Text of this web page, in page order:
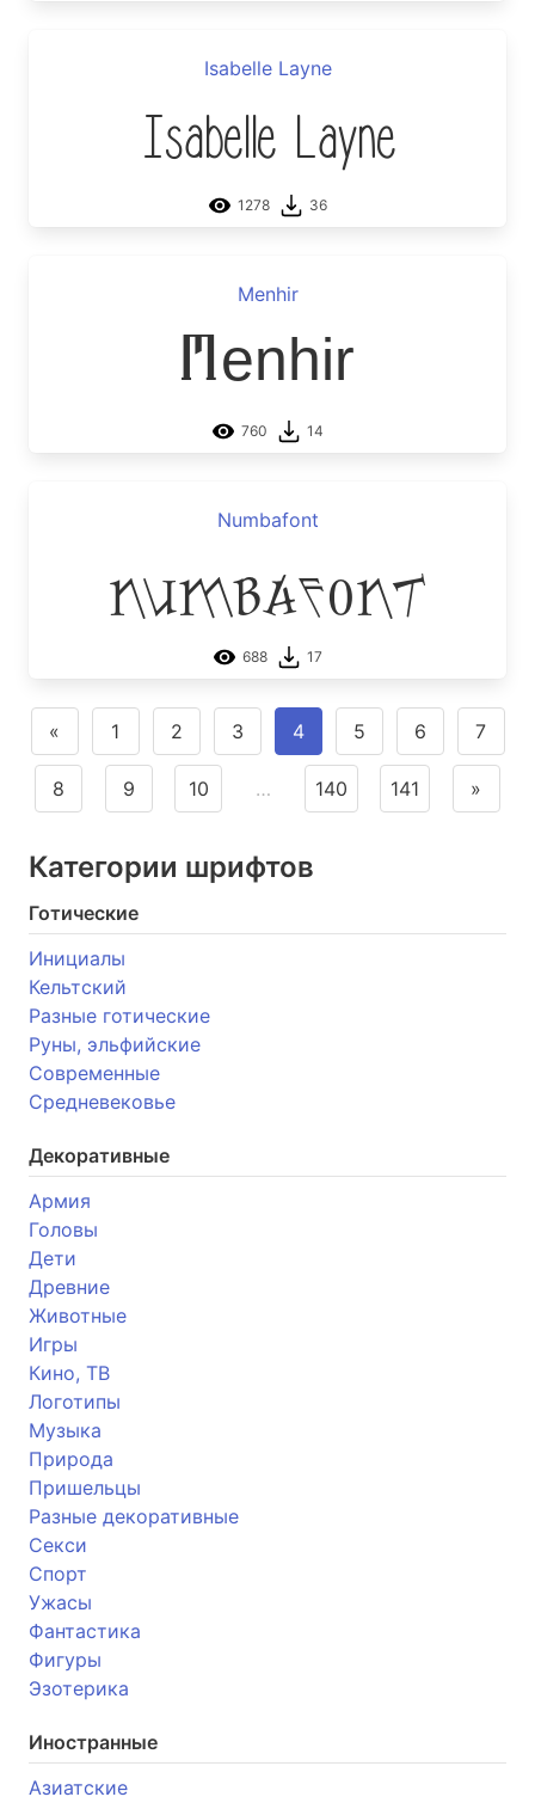
Isabelle Layne
Isabelle Layne
1278 36
Menhir
Menhir
760 14
Numbafont
Numbafont
688 17
« 1 2 3 4 5 6 7
8 9 10 … 140 141 »
Категории шрифтов
Готические
Инициалы
Кельтский
Разные готические
Руны, эльфийские
Современные
Средневековье
Декоративные
Армия
Головы
Дети
Древние
Животные
Игры
Кино, ТВ
Логотипы
Музыка
Природа
Пришельцы
Разные декоративные
Секси
Спорт
Ужасы
Фантастика
Фигуры
Эзотерика
Иностранные
Азиатские